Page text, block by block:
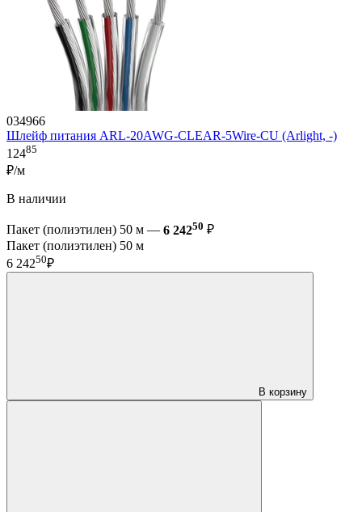
034966
Шлейф питания ARL-20AWG-CLEAR-5Wire-CU (Arlight, -)
12485
₽/м
В наличии
Пакет (полиэтилен) 50 м — 6 24250 ₽
Пакет (полиэтилен) 50 м
6 24250₽
В корзину